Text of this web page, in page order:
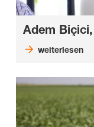
Adem
weiterlesen